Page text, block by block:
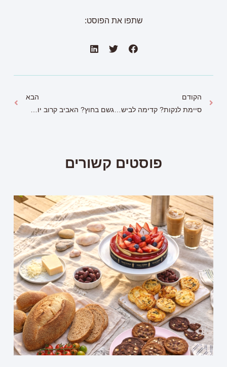
שתפו את הפוסט:
הקודם
סיימת לנקות? קדימה לבישולים…
הבא
פוסטים קשורים